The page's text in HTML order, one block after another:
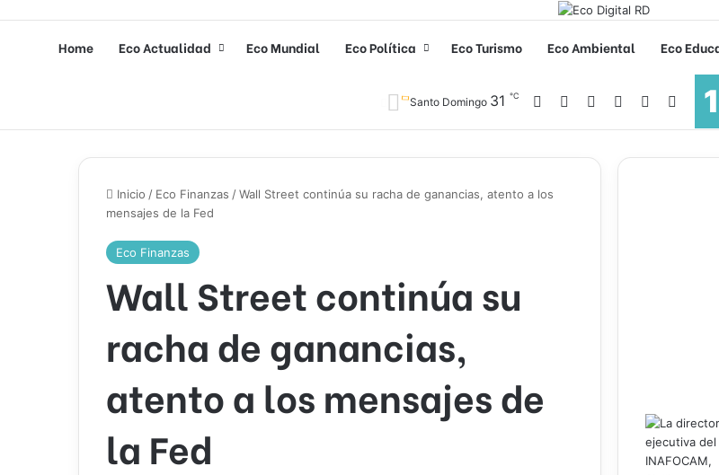
Home Eco Actualidad Eco Mundial Eco Política Eco Turismo Eco Ambiental Eco
Santo Domingo 31 ℃ Facebook YouTubeInstagram
Acceso
Inicio / Eco Finanzas /Wall Street continúa su racha de ganancias, atento a los
mensajes de la Fed
Eco Finanzas
Wall Street continúa su
racha de ganancias,
atento a los mensajes de
la Fed